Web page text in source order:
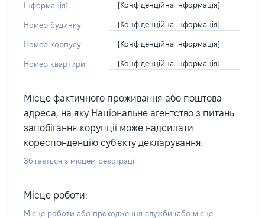
Інформація]:
[Конфіденційна інформація]
Номер будинку: [Конфіденційна інформація]
Номер корпусу: [Конфіденційна інформація]
Номер квартири: [Конфіденційна інформація]
Місце фактичного проживання або поштова
адреса, на яку Національне агентство з питань
запобігання корупції може надсилати
кореспонденцію суб'єкту декларування:
Збігається з місцем реєстрації
Місце роботи:
Місце роботи або проходження служби (або місце